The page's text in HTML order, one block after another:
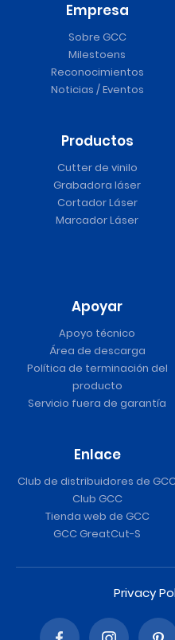
Empresa
Sobre GCC
Milestoens
Reconocimientos
Noticias / Eventos
Productos
Cutter de vinilo
Grabadora láser
Cortador Láser
Marcador Láser
Apoyar
Apoyo técnico
Área de descarga
Política de terminación del
producto
Servicio fuera de garantía
Enlace
Club de distribuidores de
Club GCC
Tienda web de GCC
GCC GreatCut-S
Privacy